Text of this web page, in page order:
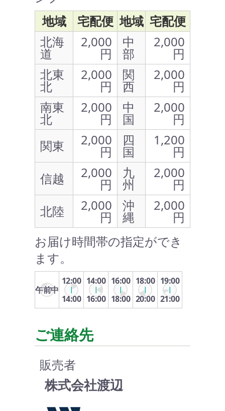
地域
宅配便 地域 宅配便
北海
道
2,000
円
中
部
2,000
円
北東
北
2,000
円
関
西
2,000
円
南東
北
2,000
円
中
国
2,000
円
関東
2,000
円
四
国
1,200
円
信越
2,000
円
九
州
2,000
円
北陸
2,000
円
沖
縄
2,000
円
お届け時間帯の指定ができ
ます。
午前中
12:00
14:00
14:00
16:00
16:00
18:00
18:00
20:00
19:00
21:00
ご連絡先
販売者
株式会社渡辺